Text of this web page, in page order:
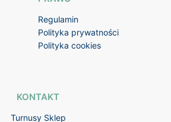
Regulamin
Polityka prywatności
Polityka cookies
KONTAKT
Turnusy Sklep